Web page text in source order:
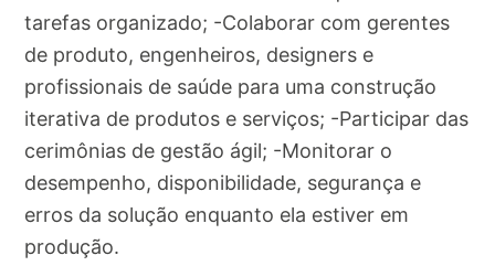
tarefas organizado; -Colaborar com gerentes
de produto, engenheiros, designers e
profissionais de saúde para uma construção
iterativa de produtos e serviços; -Participar das
cerimônias de gestão ágil; -Monitorar o
desempenho, disponibilidade, segurança e
erros da solução enquanto ela estiver em
produção.